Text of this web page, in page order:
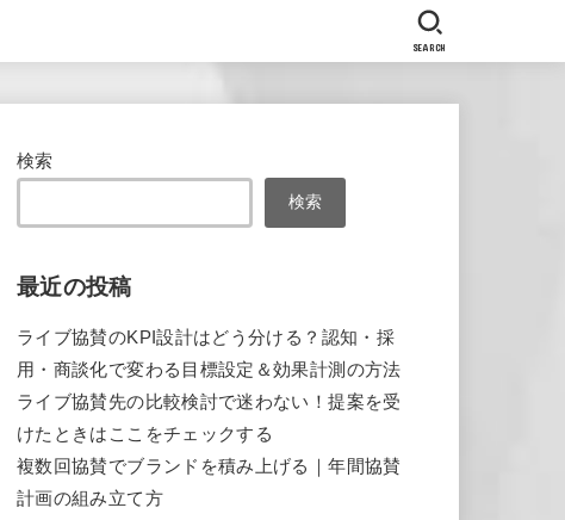
SEARCH
検索
検索
最近の投稿
ライブ協賛のKPI設計はどう分ける？認知・採
用・商談化で変わる目標設定＆効果計測の方法
ライブ協賛先の比較検討で迷わない！提案を受
けたときはここをチェックする
複数回協賛でブランドを積み上げる｜年間協賛
計画の組み立て方